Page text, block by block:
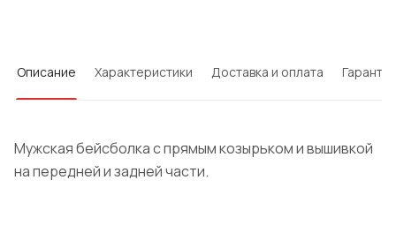
Описание Характеристики Доставка и оплата
Мужская бейсболка с прямым козырьком и вышивкой
на передней и задней части.